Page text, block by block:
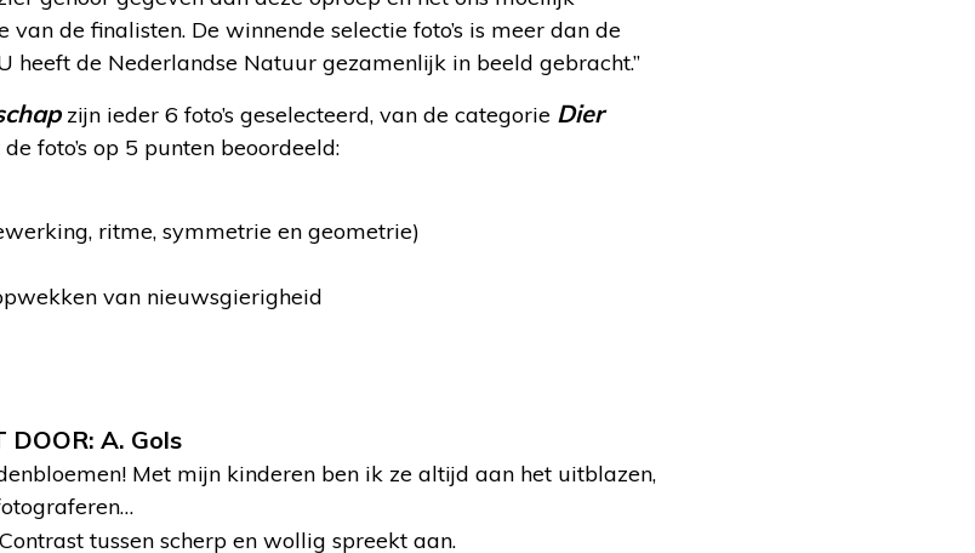
de finalisten. De winnende selectie foto’s is meer dan de
heeft de Nederlandse Natuur gezamenlijk in beeld gebracht.”
zijn ieder 6 foto’s geselecteerd, van de categorie Dier
foto’s op 5 punten beoordeeld:
ritme, symmetrie en geometrie)
van nieuwsgierigheid
DOOR: A. Gols
Met mijn kinderen ben ik ze altijd aan het uitblazen,
tussen scherp en wollig spreekt aan.